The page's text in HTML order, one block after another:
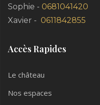
Sophie - 0681041420
Xavier - 0611842855
Accès Rapides
Le château
Nos espaces